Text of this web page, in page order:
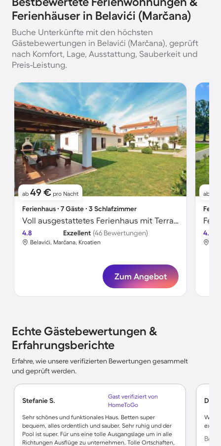
Ferienhäuser in Belavići (Marčana)
Buche Unterkünfte mit den höchsten
Gästebewertungen in Belavići (Marčana), geprüft
nach Komfort, Lage, Ausstattung, Sauberkeit und
Preis-Leistung.
ab 49 € pro Nacht
Ferienhaus ∙ 7 Gäste ∙ 3 Schlafzimmer
Voll ausgestattetes Ferienhaus mit Terrasse und Grill | Haustiere erlaubt
4.8 Exzellent (46 Bewertungen)
Belavići, Marčana, Kroatien
Zum Angebot
ab
4.8
Echte Gästebewertungen &
Erfahrungsberichte
Erfahre, wie unsere verifizierten Bewertungen gesammelt
und geprüft werden.
Stefanie S.
Gast verifiziert von
HomeToGo
Sehr schönes und funktionales Haus. Betten super
bequem, alles ordentlich und sauber. Sehr ruhig und der
Pool ist super. Für uns eine tolle Ausgangslage um in alle
Richtungen Ausflüge zu unternehmen. Tolle Ortschaften,